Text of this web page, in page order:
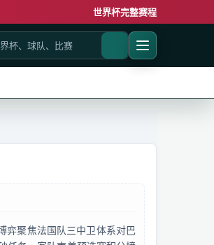
世界杯完整赛程
弈聚焦法国队三中卫体系对巴